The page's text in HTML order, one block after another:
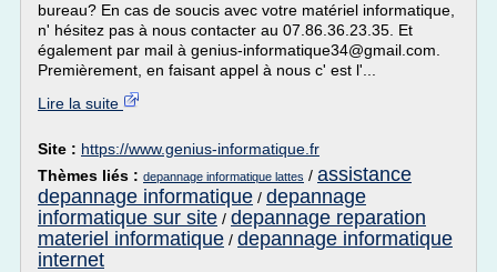
bureau? En cas de soucis avec votre matériel informatique,
n' hésitez pas à nous contacter au 07.86.36.23.35. Et
également par mail à genius-informatique34@gmail.com.
Premièrement, en faisant appel à nous c' est l'...
Lire la suite
Site : https://www.genius-informatique.fr
Thèmes liés : depannage informatique lattes / assistance
depannage informatique / depannage
informatique sur site / depannage reparation
materiel informatique / depannage informatique
internet